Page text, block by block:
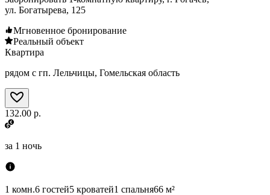
ул. Богатырева, 125
Мгновенное бронирование
Реальный объект
Квартира
рядом с гп. Лельчицы, Гомельская область
132.00 р.
за 1 ночь
1 комн.6 гостей5 кроватей1 спальня66 м²